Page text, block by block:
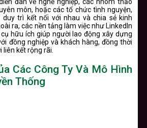
đàn về nghề nghiệp, các nhóm thảo
môn, hoặc các tổ chức tình nguyện,
trì kết nối với nhau và chia sẻ kinh
ra, các nền tảng làm việc như LinkedIn
hữu ích giúp người lao động xây dựng
đồng nghiệp và khách hàng, đồng thời
kết rộng rãi.
Các Công Ty Và Mô Hình
Thống